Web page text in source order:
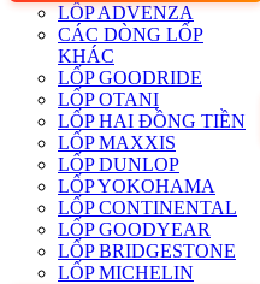
LỐP ADVENZA
CÁC DÒNG LỐP
KHÁC
LỐP GOODRIDE
LỐP OTANI
LỐP HAI ĐỒNG TIỀN
LỐP MAXXIS
LỐP DUNLOP
LỐP YOKOHAMA
LỐP CONTINENTAL
LỐP GOODYEAR
LỐP BRIDGESTONE
LỐP MICHELIN